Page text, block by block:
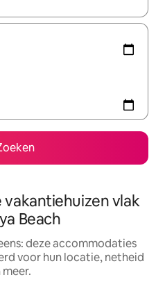
vlak
Beach
deze accommodaties
voor hun locatie, netheid
meer.